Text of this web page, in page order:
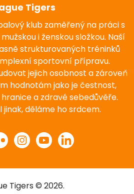
Tigers
klub zaměřený na práci s
i ženskou složkou. Naší
strukturovaných tréninků
sportovní přípravu.
jejich osobnost a zároveň
hodnotám jako je čestnost,
a zdravé sebedůvěře.
děláme ho srdcem.
InstagramYouTubeLinkedIn
Tigers © 2026.